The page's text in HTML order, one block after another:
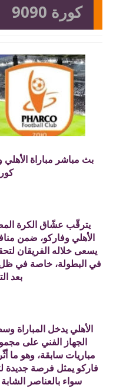
كورة 9090
بث مباشر مباراة
كورة
يترقّب عشّاق الكرة
الأهلي وفاركو، ضمن
يسعى خلاله الفريقان
في البطولة، خاصة في ظل
بعد
الأهلي يدخل المباراة
الجهاز الفني على
مباريات سابقة، وهو ما
فاركو يمثل فرصة جديدة
سواء بالعناصر